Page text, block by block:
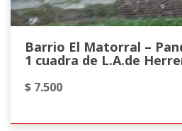
Barrio El Matorral – Pando
1 cuadra de L.A.de
$ 7.500